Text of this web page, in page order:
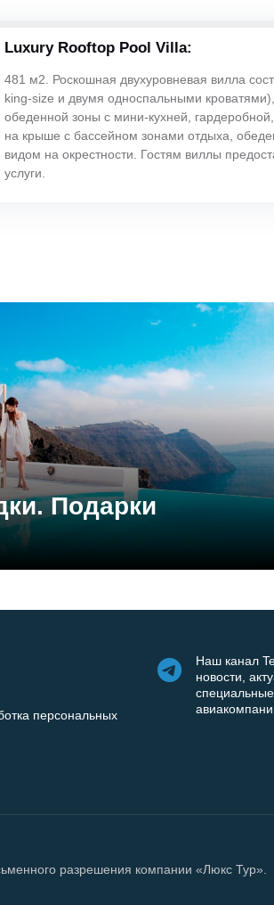
Luxury Rooftop Pool Villa:
481 м2. Роскошная двухуровневая вилла
king-size и двумя односпальными кроватями),
обеденной зоны с мини-кухней,
на крыше с бассейном зонами отдыха,
видом на окрестности. Гостям виллы
услуги.
Подарки
персональных
Наш канал
новости,
разрешения компании «Люкс Тур».